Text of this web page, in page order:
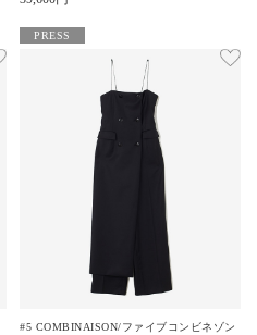
PRESS
#5 COMBINAISON/ファイブコンビネゾン